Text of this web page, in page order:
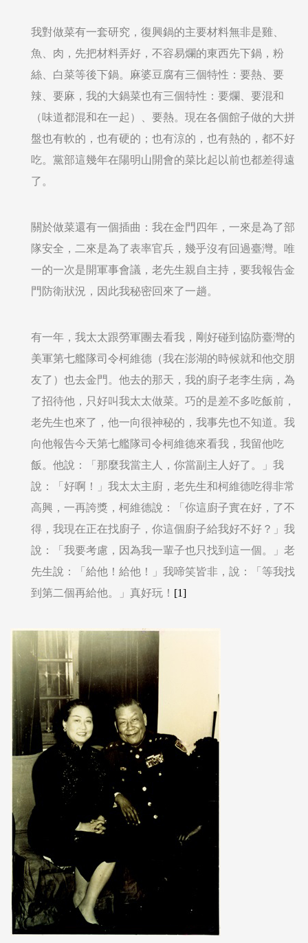
我對做菜有一套研究，復興鍋的主要材料無非是雞、
魚、肉，先把材料弄好，不容易爛的東西先下鍋，粉
絲、白菜等後下鍋。麻婆豆腐有三個特性：要熱、要
辣、要麻，我的大鍋菜也有三個特性：要爛、要混和
（味道都混和在一起）、要熱。現在各個館子做的大拼
盤也有軟的，也有硬的；也有涼的，也有熱的，都不好
吃。黨部這幾年在陽明山開會的菜比起以前也都差得遠
了。
關於做菜還有一個插曲：我在金門四年，一來是為了部
隊安全，二來是為了表率官兵，幾乎沒有回過臺灣。唯
一的一次是開軍事會議，老先生親自主持，要我報告金
門防衛狀況，因此我秘密回來了一趟。
有一年，我太太跟勞軍團去看我，剛好碰到協防臺灣的
美軍第七艦隊司令柯維德（我在澎湖的時候就和他交朋
友了）也去金門。他去的那天，我的廚子老李生病，為
了招待他，只好叫我太太做菜。巧的是差不多吃飯前，
老先生也來了，他一向很神秘的，我事先也不知道。我
向他報告今天第七艦隊司令柯維德來看我，我留他吃
飯。他說：「那麼我當主人，你當副主人好了。」我
說：「好啊！」我太太主廚，老先生和柯維德吃得非常
高興，一再誇獎，柯維德說：「你這廚子實在好，了不
得，我現在正在找廚子，你這個廚子給我好不好？」我
說：「我要考慮，因為我一輩子也只找到這一個。」老
先生說：「給他！給他！」我啼笑皆非，說：「等我找
到第二個再給他。」真好玩！ [1]